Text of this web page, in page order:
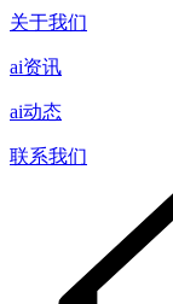
关于我们
ai资讯
ai动态
联系我们